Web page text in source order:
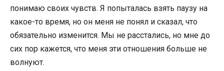
понимаю своих чувств. Я попыталась взять паузу на
какое-то время, но он меня не понял и сказал, что
обязательно изменится. Мы не расстались, но мне до
сих пор кажется, что меня эти отношения больше не
волнуют.